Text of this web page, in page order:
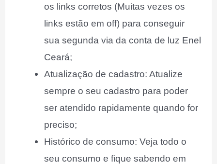
os links corretos (Muitas vezes os
links estão em off) para conseguir
sua segunda via da conta de luz Enel
Ceará;
Atualização de cadastro: Atualize
sempre o seu cadastro para poder
ser atendido rapidamente quando for
preciso;
Histórico de consumo: Veja todo o
seu consumo e fique sabendo em